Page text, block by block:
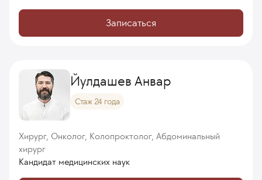
Записаться
Йулдашев Анвар
Стаж 24 года
Хирург, Онколог, Колопроктолог, Абдоминальный
хирург
Кандидат медицинских наук